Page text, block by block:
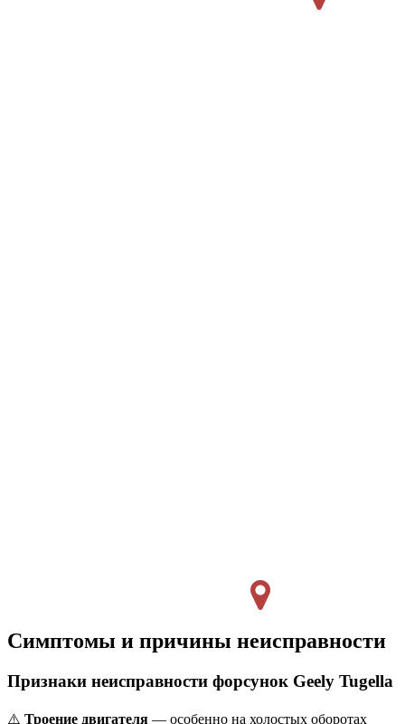
Симптомы и причины неисправности
Признаки неисправности форсунок Geely Tugella
⚠️ Троение двигателя — особенно на холостых оборотах